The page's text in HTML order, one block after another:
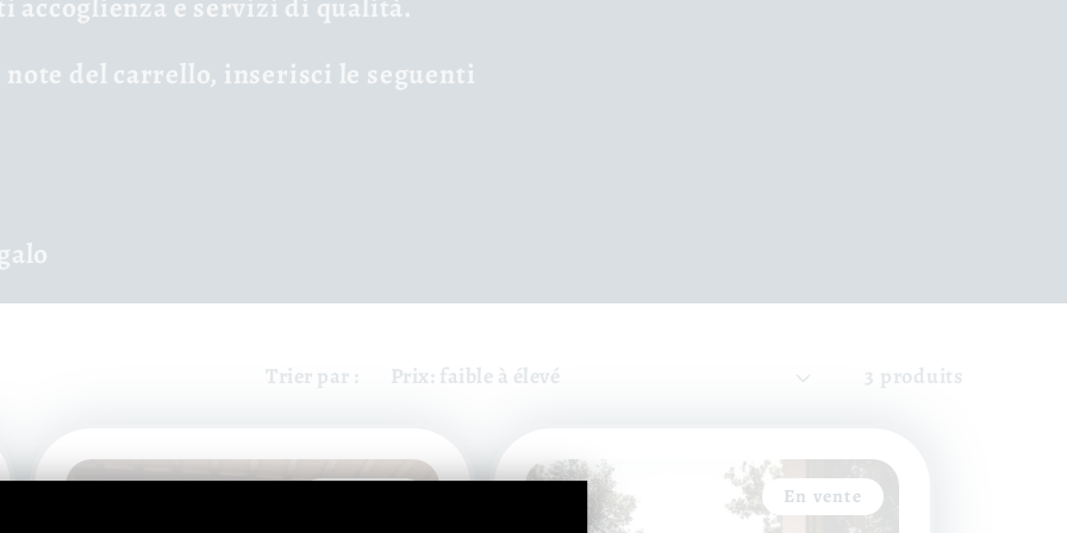
del carrello, inserisci le seguenti
Trier par : 3 produits
En vente